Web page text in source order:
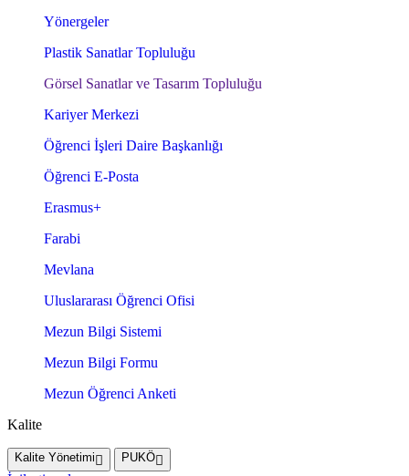
Yönergeler
Plastik Sanatlar Topluluğu
Görsel Sanatlar ve Tasarım Topluluğu
Kariyer Merkezi
Öğrenci İşleri Daire Başkanlığı
Öğrenci E-Posta
Erasmus+
Farabi
Mevlana
Uluslararası Öğrenci Ofisi
Mezun Bilgi Sistemi
Mezun Bilgi Formu
Mezun Öğrenci Anketi
Kalite
Kalite Yönetimi PUKÖ